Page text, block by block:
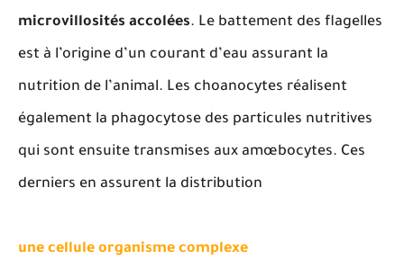
microvillosités accolées. Le battement des flagelles
est à l’origine d’un courant d’eau assurant la
nutrition de l’animal. Les choanocytes réalisent
également la phagocytose des particules nutritives
qui sont ensuite transmises aux amœbocytes. Ces
derniers en assurent la distribution
une cellule organisme complexe